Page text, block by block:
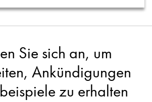
Sie sich an, um
Ankündigungen
zu erhalten